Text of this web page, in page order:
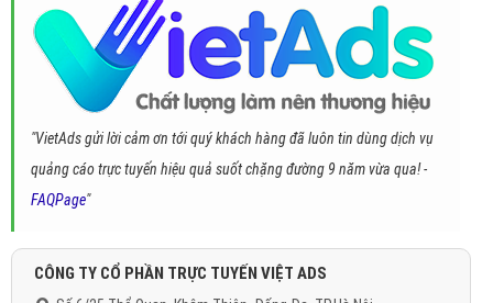
"VietAds gửi lời cảm ơn tới quý khách hàng đã luôn tin dùng dịch vụ
quảng cáo trực tuyến hiệu quả suốt chặng đường 9 năm vừa qua! -
FAQPage"
CÔNG TY CỔ PHẦN TRỰC TUYẾN VIỆT ADS